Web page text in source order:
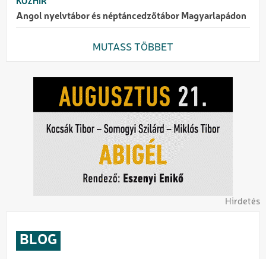
Angol nyelvtábor és néptáncedzőtábor Magyarlapádon
MUTASS TÖBBET
Hirdetés
BLOG